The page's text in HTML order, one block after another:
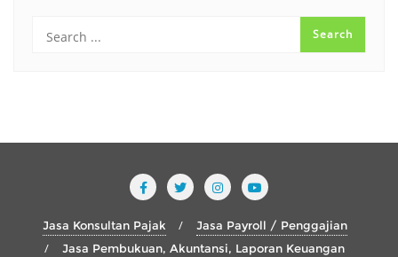
Jasa Konsultan Pajak
Jasa Payroll / Penggajian
Jasa Pembukuan, Akuntansi, Laporan Keuangan